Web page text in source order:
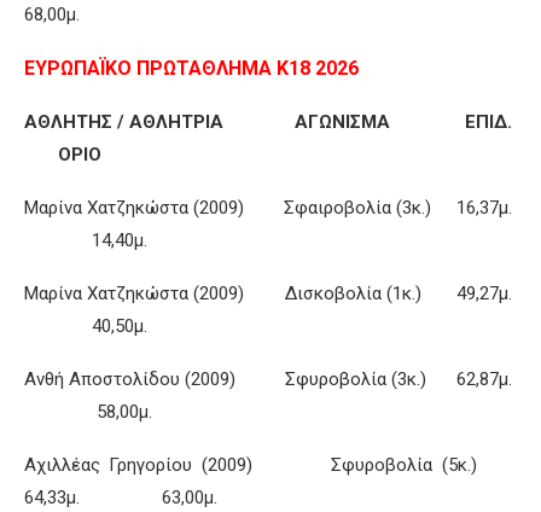
68,00μ.
ΕΥΡΩΠΑΪΚΟ ΠΡΩΤΑΘΛΗΜΑ Κ18 2026
ΑΘΛΗΤΗΣ / ΑΘΛΗΤΡΙΑ ΑΓΩΝΙΣΜΑ ΕΠΙΔ.
ΟΡΙΟ
Μαρίνα Χατζηκώστα (2009) Σφαιροβολία (3κ.) 16,37μ.
14,40μ.
Μαρίνα Χατζηκώστα (2009) Δισκοβολία (1κ.) 49,27μ.
40,50μ.
Ανθή Αποστολίδου (2009) Σφυροβολία (3κ.) 62,87μ.
58,00μ.
Αχιλλέας Γρηγορίου (2009) Σφυροβολία (5κ.)
64,33μ. 63,00μ.